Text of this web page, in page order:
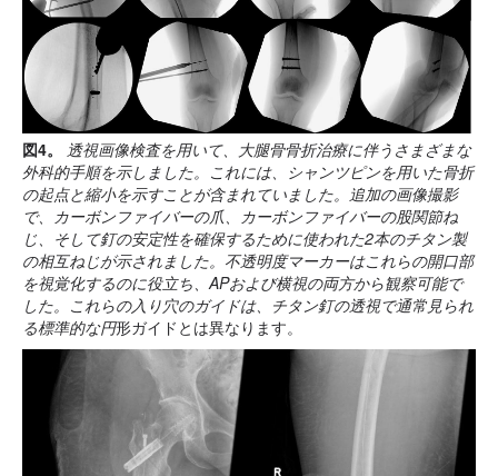
図4。 透視画像検査を用いて、大腿骨骨折治療に伴うさまざまな
外科的手順を示しました。これには、シャンツピンを用いた骨折
の起点と縮小を示すことが含まれていました。追加の画像撮影
で、カーボンファイバーの爪、カーボンファイバーの股関節ね
じ、そして釘の安定性を確保するために使われた2本のチタン製
の相互ねじが示されました。不透明度マーカーはこれらの開口部
を視覚化するのに役立ち、APおよび横視の両方から観察可能で
した。これらの入り穴のガイドは、チタン釘の透視で通常見られ
る標準的な円形ガイドとは異なります。